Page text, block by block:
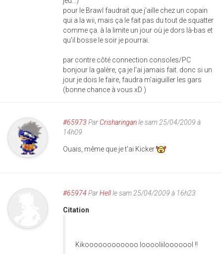
pour le Brawl faudrait que j'aille chez un copain
qui a la wii, mais ça le fait pas du tout de squatter
comme ça. à la limite un jour où je dors là-bas et
qu'il bosse le soir je pourrai.
par contre côté connection consoles/PC
bonjour la galère, ça je l'ai jamais fait. donc si un
jour je dois le faire, faudra m'aiguiller les gars
(bonne chance à vous xD )
#65973 Par Crisharinganle sam 25/04/2009 à
14h09
Ouais, même que je t'ai Kicker
#65974 ParHellle sam 25/04/2009 à 16h23
Citation
Kikoooooooooooo looooliilooooool !!